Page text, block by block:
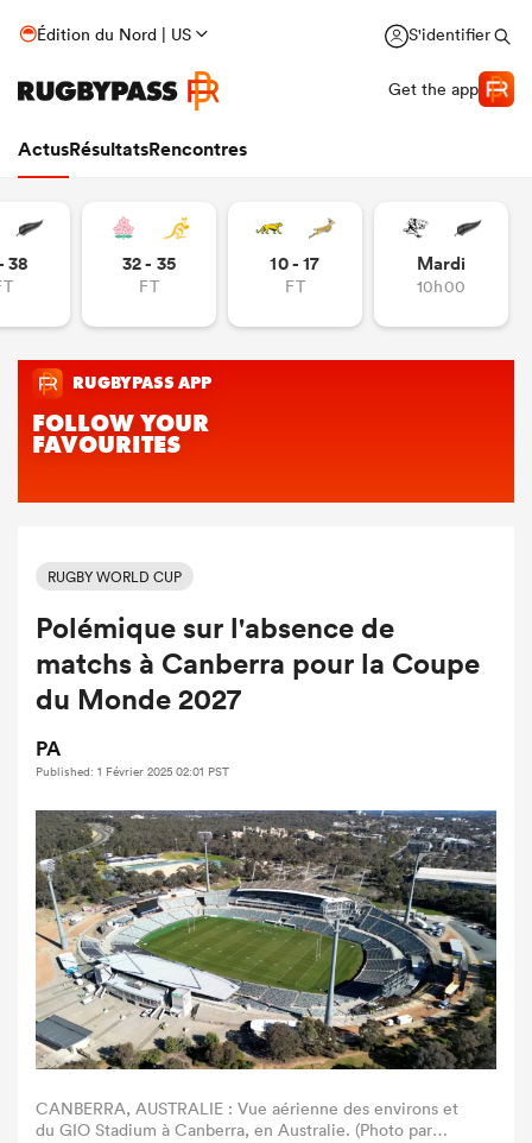
Édition du Nord | US S'identifier
Get the app
ActusRésultatsRencontres
38 32 - 35
FT
10 - 17
FT
Mardi
10h00
RUGBY WORLD CUP
Polémique sur l'absence de
matchs à Canberra pour la Coupe
du Monde 2027
PA
Published: 1 Février 2025 02:01 PST
CANBERRA, AUSTRALIE : Vue aérienne des environs et
du GIO Stadium à Canberra, en Australie. (Photo par